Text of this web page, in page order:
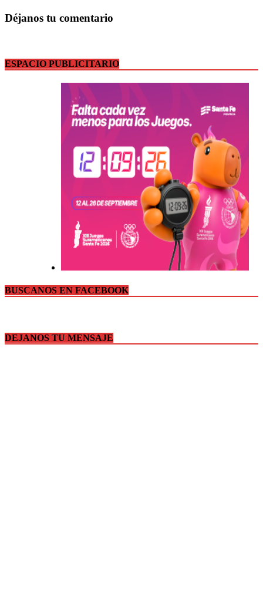
Déjanos tu comentario
ESPACIO PUBLICITARIO
BUSCANOS EN FACEBOOK
DEJANOS TU MENSAJE